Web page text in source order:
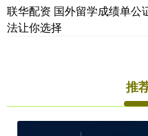
联华配资 国外留学成绩单公
法让你选择
推